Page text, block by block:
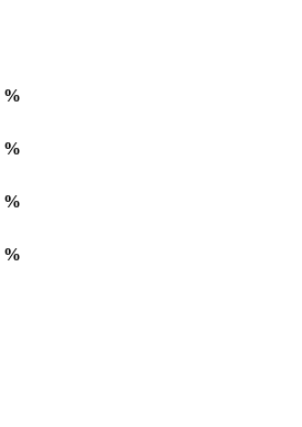
%
%
%
%